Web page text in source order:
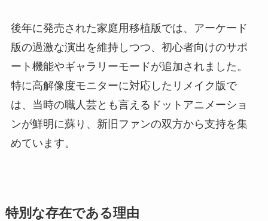
後年に発売された家庭用移植版では、アーケード
版の過激な演出を維持しつつ、初心者向けのサポ
ート機能やギャラリーモードが追加されました。
特に高解像度モニターに対応したリメイク版で
は、当時の職人芸とも言えるドットアニメーショ
ンが鮮明に蘇り、新旧ファンの双方から支持を集
めています。
特別な存在である理由